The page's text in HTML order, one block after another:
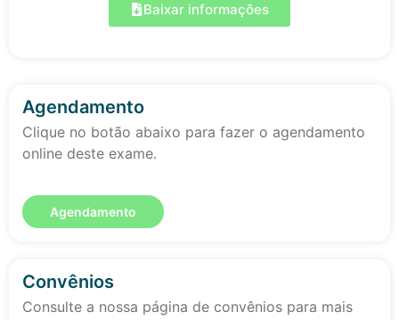
Baixar informações
Agendamento
Clique no botão abaixo para fazer o agendamento
online deste exame.
Agendamento
Convênios
Consulte a nossa página de convênios para mais